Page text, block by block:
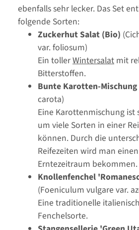
ebenfalls sehr lecker. Das Set
folgende Sorten:
Zuckerhut Salat (Bio)
var. foliosum)
Ein tollerWintersalat mit
Bitterstoffen.
Bunte Karotten-
carota)
Eine Karottenmischung ist
um viele Sorten in einer
können. Durch die
Reifezeiten wird man
Erntezeitraum bekommen.
Knollenfenchel
(Foeniculum vulgare var.
Eine traditionelle
Fenchelsorte.